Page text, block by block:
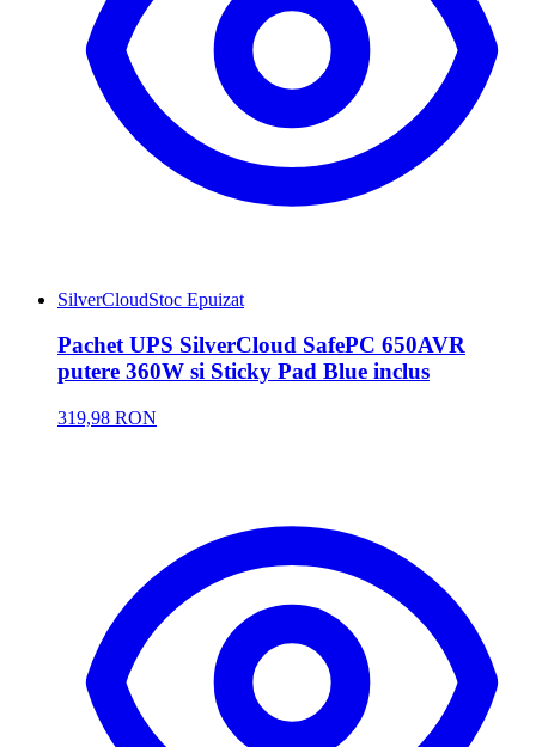
SilverCloudStoc Epuizat
Pachet UPS SilverCloud SafePC 650AVR
putere 360W si Sticky Pad Blue inclus
319,98 RON